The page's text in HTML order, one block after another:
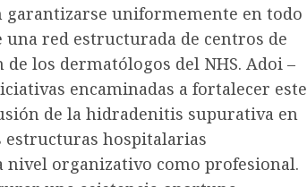
garantizarse uniformemente en todo
red estructurada de centros de
los dermatólogos del NHS. Adoi –
encaminadas a fortalecer este
de la hidradenitis supurativa en
estructuras hospitalarias
nivel organizativo como profesional.